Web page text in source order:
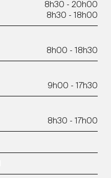
8h30 - 20h00
8h30 - 18h00
8h00 - 18h30
9h00 - 17h30
8h30 - 17h00